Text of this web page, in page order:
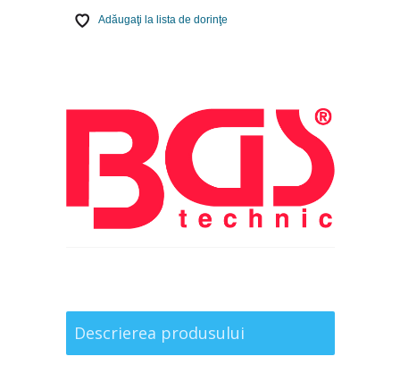
Adăugaţi la lista de dorinţe
Descrierea produsului